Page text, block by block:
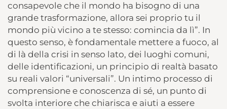
consapevole che il mondo ha bisogno di una
grande trasformazione, allora sei proprio tu il
mondo più vicino a te stesso: comincia da lì”. In
questo senso, è fondamentale mettere a fuoco, al
di là della crisi in senso lato, dei luoghi comuni,
delle identificazioni, un principio di realtà basato
su reali valori “universali”. Un intimo processo di
comprensione e conoscenza di sé, un punto di
svolta interiore che chiarisca e aiuti a essere